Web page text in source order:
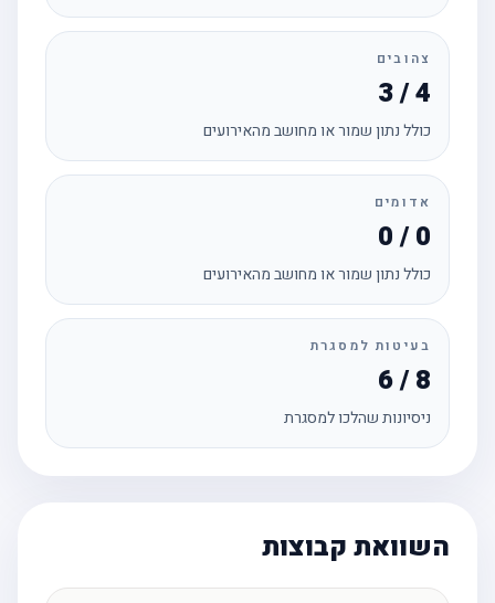
צהובים
3 / 4
כולל נתון שמור או מחושב מהאירועים
אדומים
0 / 0
כולל נתון שמור או מחושב מהאירועים
בעיטות למסגרת
6 / 8
ניסיונות שהלכו למסגרת
השוואת קבוצות